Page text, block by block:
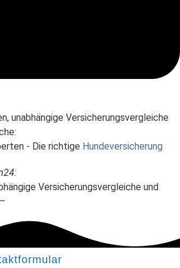
unabhängige Versicherungsvergleiche
- Die richtige Hundeversicherung
Versicherungsvergleiche und